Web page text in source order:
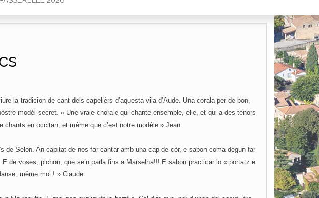
la tradicion de cant dels capelièrs d’aquesta vila d’Aude. Una corala per de bon,
modèl secret. « Une vraie chorale qui chante ensemble, elle, et qui a des ténors
en occitan, et même que c’est notre modèle » Jean.
Selon. An capitat de nos far cantar amb una cap de còr, e sabon coma degun far
de voses, pichon, que se’n parla fins a Marselha!!! E sabon practicar lo « portatz e
même moi ! » Claude.